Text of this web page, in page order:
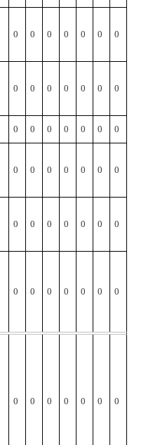
0 0 0 0 0 0 0
0 0 0 0 0 0 0
0 0 0 0 0 0 0
0 0 0 0 0 0 0
0 0 0 0 0 0 0
0 0 0 0 0 0 0
0 0 0 0 0 0 0